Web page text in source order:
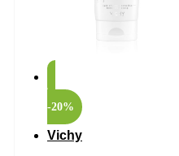
-20%
Vichy